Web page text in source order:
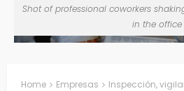
Shot of professional coworkers
in the office
Home Empresas Inspección, vigilancia y